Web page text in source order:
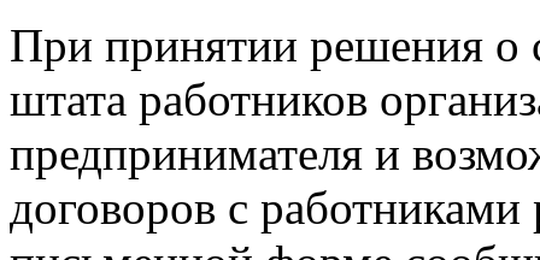
При принятии решения о
штата работников
предпринимателя и
договоров с работниками